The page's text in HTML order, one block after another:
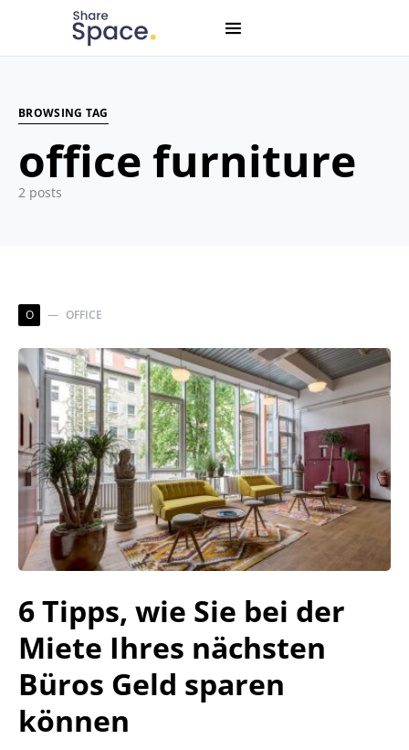
Search for:
When autocomplete results are available use up and
BROWSING TAG
office furniture
2 posts
O OFFICE
6 Tipps, wie Sie bei der
Miete Ihres nächsten
Büros Geld sparen
können